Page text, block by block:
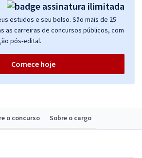
o concurso Sobre o cargo
estudos e seu bolso. São mais de 25
as carreiras de concursos públicos, com
pós-edital.
Comece hoje